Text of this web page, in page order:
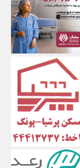
اکونیوز
الف
انتشار آنلاین
اندیشه قرن
اندیشه معاصر
اندیشه ها
انرژی پرس
ای استخدام
ایتنا
ایراف
ایران آرت
ایران آنلاین
ایران زندگی
ایران فوری
ایرانی روز